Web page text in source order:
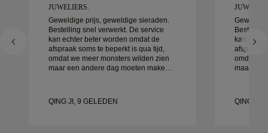
JUWELIERS.
Geweldige prijs, geweldige sieraden.
Bestelling snel verwerkt. De service
kan echter beter worden omdat de
afspraak soms te beperkt is qua tijd,
omdat we meer monsters wilden zien
maar een andere dag moeten maken.
QING JI, 9 GELEDEN
kan
afspraak
omdat
maar een
QING JI,